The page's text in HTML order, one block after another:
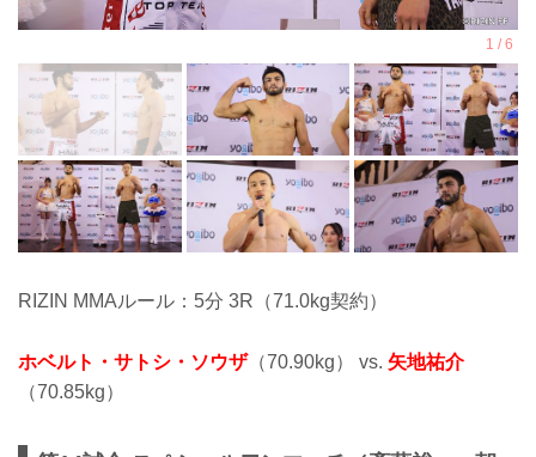
RIZIN MMAルール：5分 3R（71.0kg契約）
ホベルト・サトシ・ソウザ（70.90kg） vs. 矢地祐介
（70.85kg）